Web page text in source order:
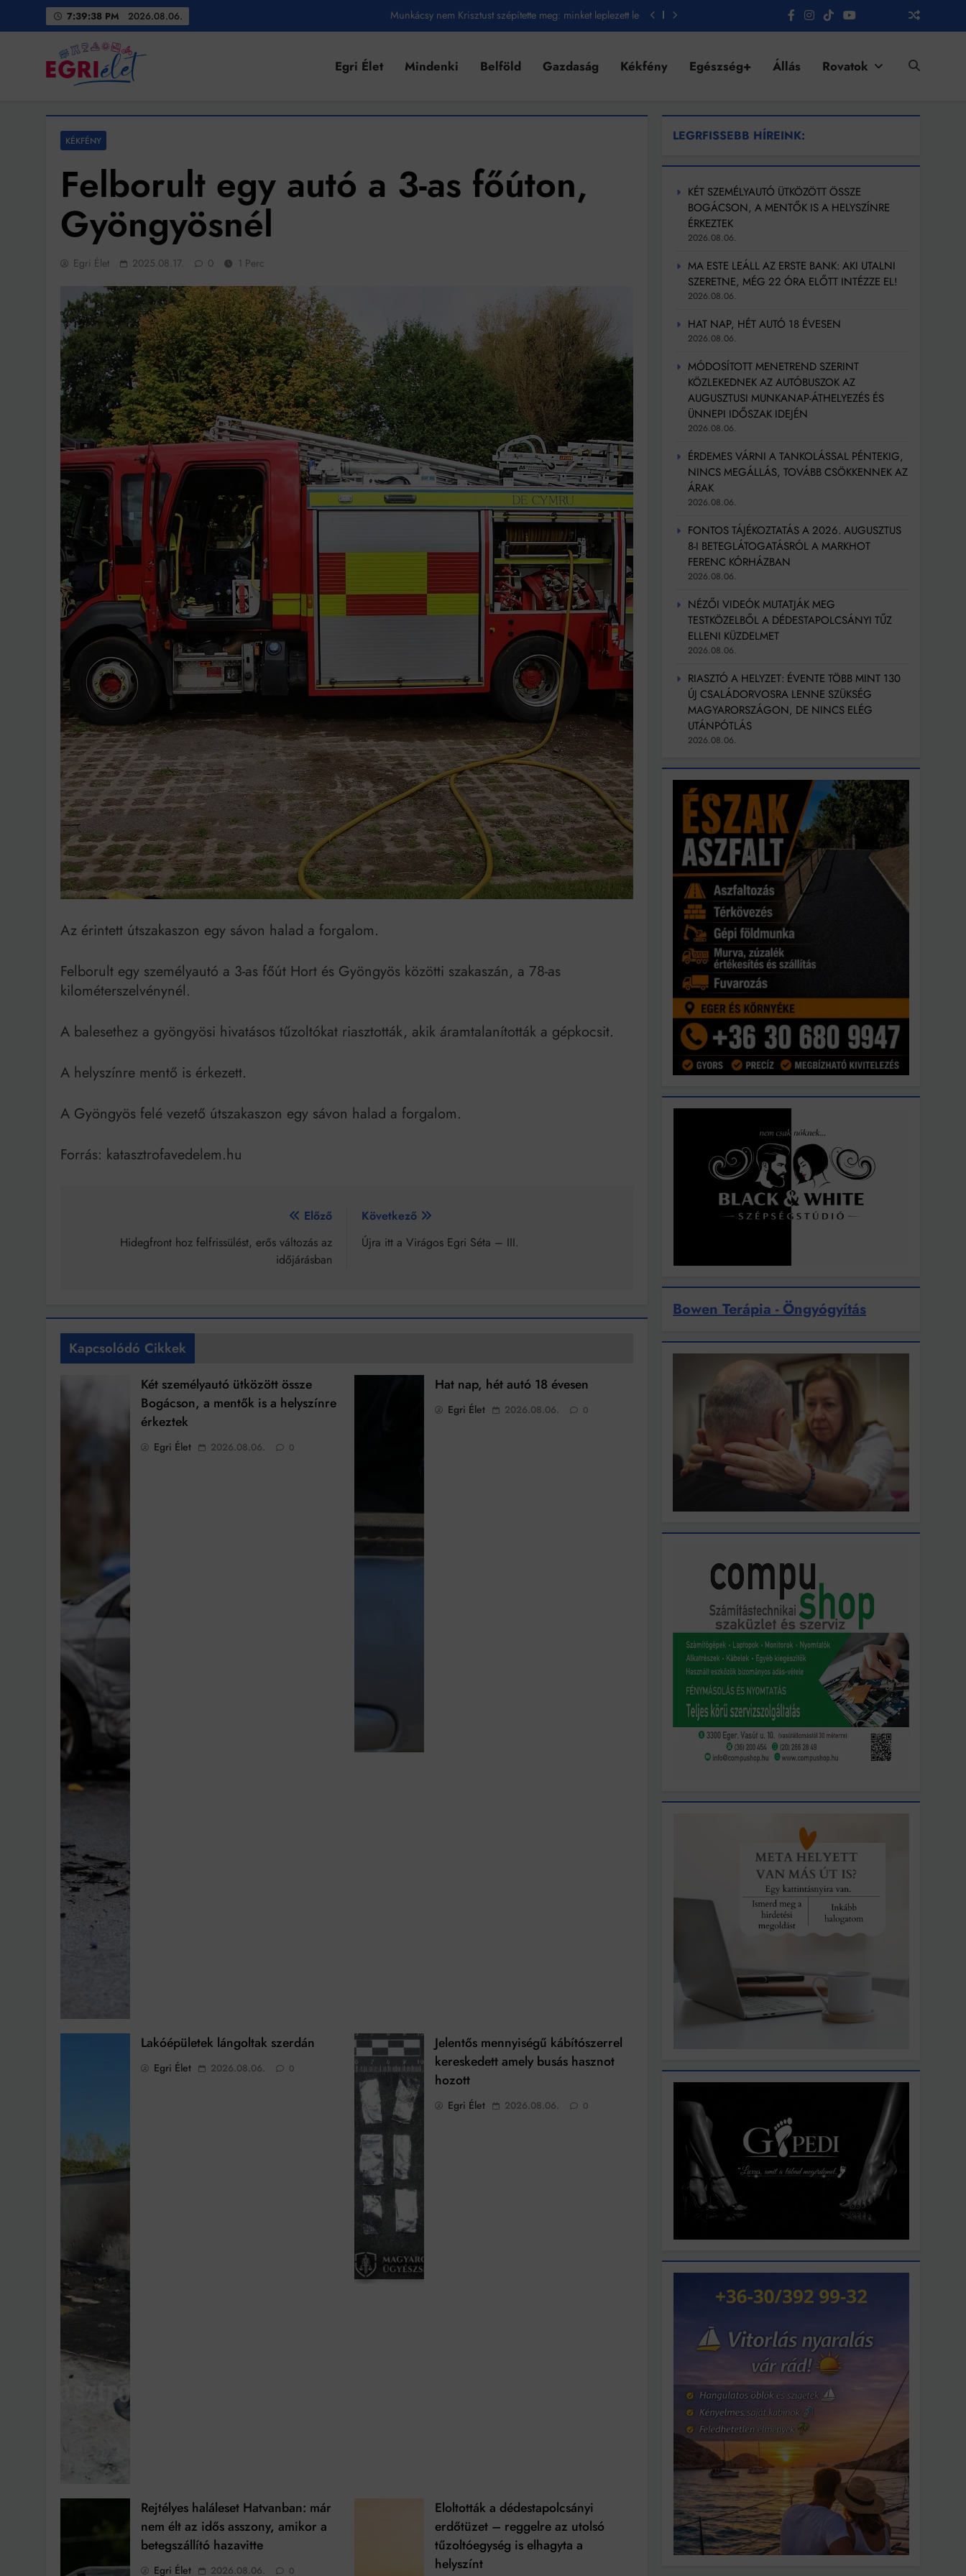
7:39:40 PM 2026.08.06.
Munkácsy nem Krisztust szépítette meg: minket leplezett le
Amikor a Tetris boldogabbá tesz, mint a szerelem
Az öregség nem csak ránc?
Bitumenes lapostetők: a bevált technológia akkor működik, ha jól van felújítva
Ingatlanpiaci szakértők szerint akár 5 százalékkal is nőhetnek a bérleti díjak a ponthatárhirdetés
után az egyetemi városokban
Munkácsy nem Krisztust szépítette meg: minket leplezett le
Ahol köszönnek, ott még van város
Amikor a Tetris boldogabbá tesz, mint a szerelem
Létezik tökéletes élet: Truman is elhitte
Karinthy Frigyes: a zseni, aki belenézett a saját koponyájába
Ki akarsz törni. De miből?
Az öregség nem csak ránc?
Az ördög még mindig Pradát visel. De te miért öltözöl hozzá?
Móricz Zsigmond: falusi író vagy boncmester?
Mindenki a világot akarja uralni – de nem csak a 80-as években
Bitumenes lapostetők: a bevált technológia akkor működik, ha jól van felújítva
Egri Élet
Egri Élet Mindenki Belföld Gazdaság Kékfény Egészség+ Állás Rovatok
KÉKFÉNY
Felborult egy autó a 3-as főúton,
Gyöngyösnél
Egri Élet 2025.08.17. 0 1 Perc
Az érintett útszakaszon egy sávon halad a forgalom.
Felborult egy személyautó a 3-as főút Hort és Gyöngyös közötti szakaszán, a 78-as
kilométerszelvénynél.
A balesethez a gyöngyösi hivatásos tűzoltókat riasztották, akik áramtalanították a gépkocsit.
A helyszínre mentő is érkezett.
A Gyöngyös felé vezető útszakaszon egy sávon halad a forgalom.
Forrás: katasztrofavedelem.hu
navigáció
Előző
Hidegfront hoz felfrissülést, erős változás az
időjárásban
Következő
Újra itt a Virágos Egri Séta – III.
Kapcsolódó Cikkek
Két személyautó ütközött össze
Bogácson, a mentők is a helyszínre
érkeztek
Egri Élet 2026.08.06. 0
Hat nap, hét autó 18 évesen
Egri Élet 2026.08.06. 0
Lakóépületek lángoltak szerdán
Egri Élet 2026.08.06. 0
Jelentős mennyiségű kábítószerrel
kereskedett amely busás hasznot
hozott
Egri Élet 2026.08.06. 0
Rejtélyes haláleset Hatvanban: már
nem élt az idős asszony, amikor a
betegszállító hazavitte
Egri Élet 2026.08.06. 0
Eloltották a dédestapolcsányi
erdőtüzet – reggelre az utolsó
tűzoltóegység is elhagyta a
helyszínt
LEGRFISSEBB HÍREINK:
KÉT SZEMÉLYAUTÓ ÜTKÖZÖTT ÖSSZE
BOGÁCSON, A MENTŐK IS A HELYSZÍNRE
ÉRKEZTEK
2026.08.06.
MA ESTE LEÁLL AZ ERSTE BANK: AKI UTALNI
SZERETNE, MÉG 22 ÓRA ELŐTT INTÉZZE EL!
2026.08.06.
HAT NAP, HÉT AUTÓ 18 ÉVESEN
2026.08.06.
MÓDOSÍTOTT MENETREND SZERINT
KÖZLEKEDNEK AZ AUTÓBUSZOK AZ
AUGUSZTUSI MUNKANAP-ÁTHELYEZÉS ÉS
ÜNNEPI IDŐSZAK IDEJÉN
2026.08.06.
ÉRDEMES VÁRNI A TANKOLÁSSAL PÉNTEKIG,
NINCS MEGÁLLÁS, TOVÁBB CSÖKKENNEK AZ
ÁRAK
2026.08.06.
FONTOS TÁJÉKOZTATÁS A 2026. AUGUSZTUS
8-I BETEGLÁTOGATÁSRÓL A MARKHOT
FERENC KÓRHÁZBAN
2026.08.06.
NÉZŐI VIDEÓK MUTATJÁK MEG
TESTKÖZELBŐL A DÉDESTAPOLCSÁNYI TŰZ
ELLENI KÜZDELMET
2026.08.06.
RIASZTÓ A HELYZET: ÉVENTE TÖBB MINT 130
ÚJ CSALÁDORVOSRA LENNE SZÜKSÉG
MAGYARORSZÁGON, DE NINCS ELÉG
UTÁNPÓTLÁS
2026.08.06.
Bowen Terápia - Öngyógyítás